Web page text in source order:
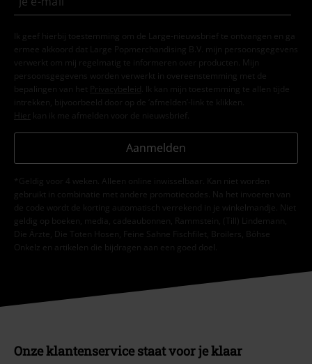
Ik geef hierbij toestemming om de Large-nieuwsbrief te ontvangen en ga
ermee akkoord dat Large Popmerchandising B.V. mijn persoonsgegevens
verwerkt om mij regelmatig te informeren over producten. Mijn
persoonsgegevens worden verwerkt in overeenstemming met de
bepalingen van het
Privacybeleid . Ik kan mijn toestemming te allen tijde
intrekken, bijvoorbeeld door op de ‘afmelden’-link te klikken.
Hier kan ik me afmelden voor de nieuwsbrief.
Aanmelden
*Geldig voor 4 weken. Alleen online inwisselbaar. Kan niet worden
gebruikt in combinatie met andere promotiecodes. Na het invoeren van
de code wordt de korting automatisch verrekend in je winkelmandje. Niet
geldig op boeken, media, cadeaubonnen, Rammstein, (Till) Lindemann,
Die Ärzte, Die Toten Hosen, Feine Sahne Fischfilet, Broilers, Böhse
Onkelz en artikelen die bijdragen aan een goed doel.
Onze klantenservice staat voor je klaar